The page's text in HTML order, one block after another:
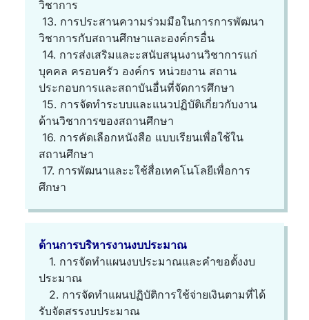
วิชาการ
13. การประสานความร่วมมือในการการพัฒนา
วิชาการกับสถานศึกษาและองค์กรอื่น
14. การส่งเสริมและะสนับสนุนงานวิชาการแก่
บุคคล ครอบครัว องค์กร หน่วยงาน สถาน
ประกอบการและสถาบันอื่นที่จัดการศึกษา
15. การจัดทำระบบและแนวปฏิบัติเกี่ยวกับงาน
ด้านวิชาการของสถานศึกษา
16. การคัดเลือกหนังสือ แบบเรียนเพื่อใช้ใน
สถานศึกษา
17. การพัฒนาและะใช้สื่อเทคโนโลยีเพื่อการ
ศึกษา
ด้านการบริหารงานงบประมาณ
1. การจัดทำแผนงบประมาณและคำขอตั้งงบ
ประมาณ
2. การจัดทำแผนปฏิบัติการใช้จ่ายเงินตามที่ได้
รับจัดสรรงบประมาณ